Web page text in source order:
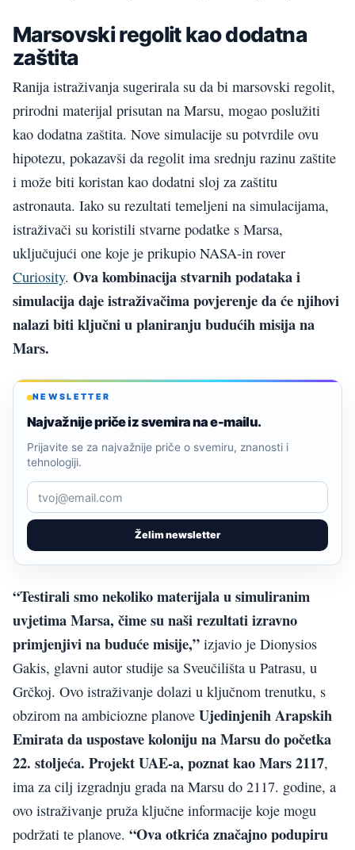
Marsovski regolit kao dodatna
zaštita
Ranija istraživanja sugerirala su da bi marsovski regolit,
prirodni materijal prisutan na Marsu, mogao poslužiti
kao dodatna zaštita. Nove simulacije su potvrdile ovu
hipotezu, pokazavši da regolit ima srednju razinu zaštite
i može biti koristan kao dodatni sloj za zaštitu
astronauta. Iako su rezultati temeljeni na simulacijama,
istraživači su koristili stvarne podatke s Marsa,
uključujući one koje je prikupio NASA-in rover
Curiosity. Ova kombinacija stvarnih podataka i
simulacija daje istraživačima povjerenje da će njihovi
nalazi biti ključni u planiranju budućih misija na
Mars.
NEWSLETTER
Najvažnije priče iz svemira na e-mailu.
Želim newsletter
Prijavite se za najvažnije priče o svemiru, znanosti i
tehnologiji.
“Testirali smo nekoliko materijala u simuliranim
uvjetima Marsa, čime su naši rezultati izravno
primjenjivi na buduće misije,” izjavio je Dionysios
Gakis, glavni autor studije sa Sveučilišta u Patrasu, u
Grčkoj. Ovo istraživanje dolazi u ključnom trenutku, s
obzirom na ambiciozne planove Ujedinjenih Arapskih
Emirata da uspostave koloniju na Marsu do početka
22. stoljeća. Projekt UAE-a, poznat kao Mars 2117,
ima za cilj izgradnju grada na Marsu do 2117. godine, a
ovo istraživanje pruža ključne informacije koje mogu
podržati te planove. “Ova otkrića značajno podupiru